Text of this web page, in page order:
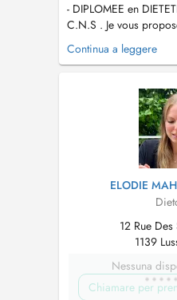
- DIPLOMEE en
C.N.S . Je vous
personnalisée en
problématique (
, Un véritable outil ,
: mincir, sevrage
Continua a leggere
ELODIE
12 Rue
1139
Nessuna
Chiamare per